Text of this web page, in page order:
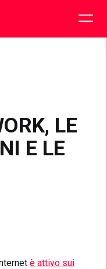
LE
E LE
è attivo sui